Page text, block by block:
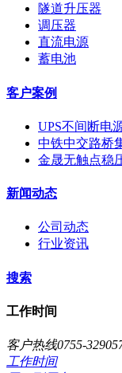
隧道升压器
调压器
直流电源
蓄电池
客户案例
UPS不间断电
中铁中交路桥
金晟无触点稳
新闻动态
公司动态
行业资讯
搜索
工作时间
客户热线0755-
工作时间